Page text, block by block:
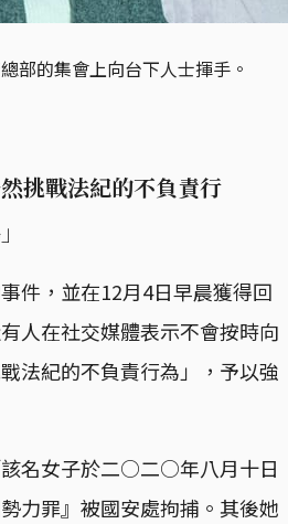
部的集會上向台下人士揮手。
挑戰法紀的不負責行
件，並在12月4日早晨獲得回
人在社交媒體表示不會按時向
法紀的不負責行為」，予以強
名女子於二○二○年八月十日
力罪』被國安處拘捕。其後她